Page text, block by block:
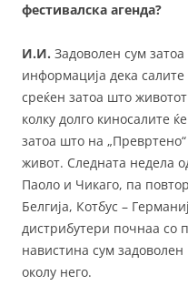
фестивалска агенда?
И.И. Задоволен сум
информација дека
среќен затоа што
колку долго киносалите
затоа што на
живот. Следната недела
Паоло и Чикаго, па
Белгија, Котбус –
дистрибутери почнаа со
навистина сум
околу него.